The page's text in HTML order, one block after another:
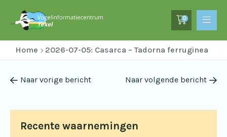
0
Home 2026-07-05: Casarca – Tadorna ferruginea
Recente waarnemingen
Naar vorige bericht Naar volgende bericht